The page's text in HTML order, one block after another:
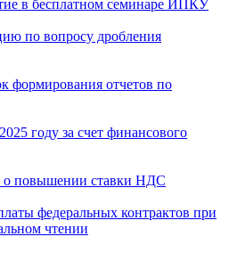
в бесплатном семинаре ИПКУ
по вопросу дробления
формирования отчетов по
году за счет финансового
о повышении ставки НДС
федеральных контрактов при
чтении